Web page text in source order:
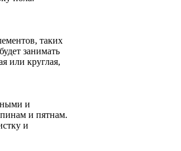
таких
занимать
или круглая,
и
и пятнам.
и